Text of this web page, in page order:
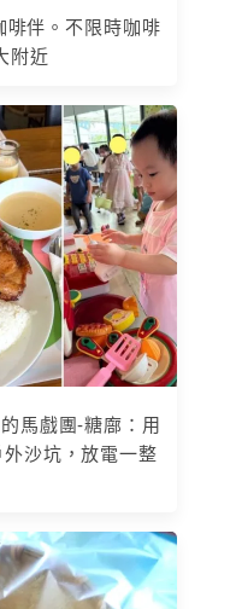
啡伴。不限時咖啡
附近
馬戲團-糖廍：用
沙坑，放電一整